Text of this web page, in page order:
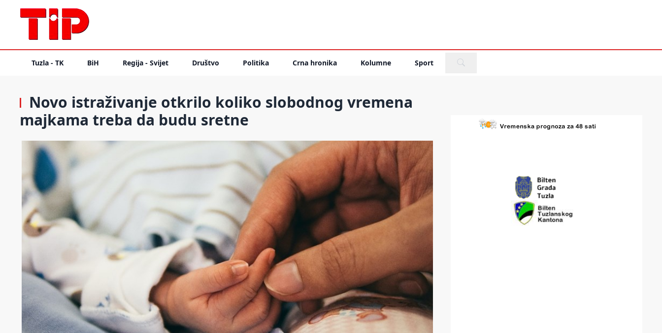
Tuzla - TK BiH Regija - Svijet Društvo Politika Crna hronika Kolumne Sport
Novo istraživanje otkrilo koliko slobodnog vremena
majkama treba da budu sretne